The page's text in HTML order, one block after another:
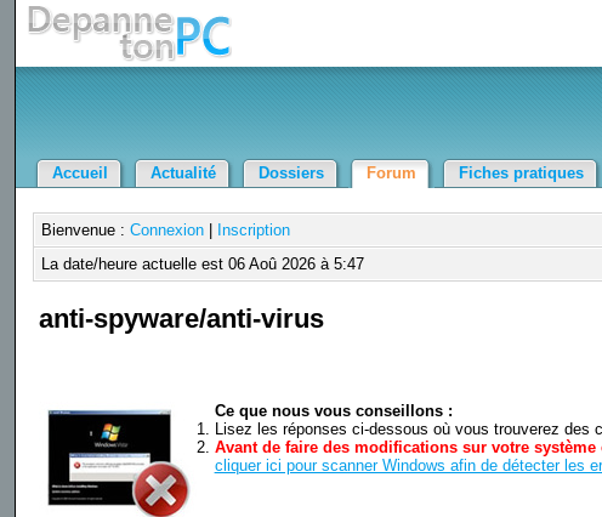
Accueil Actualité Dossiers Forum Fiches pratiques
Bienvenue : Connexion|
Inscription
La date/heure actuelle est 06 Aoû 2026 à 5:47
anti-spyware/anti-virus
Ce que nous vous conseillons :
Lisez les réponses ci-dessous où vous trouverez des
Avant de faire des modifications sur votre
cliquer ici pour scanner Windows afin de détecter les